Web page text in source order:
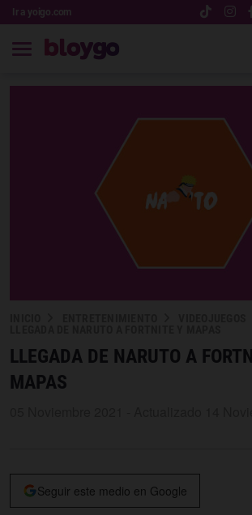
Ir a yoigo.com
LLEGADA DE NARUTO A
MAPAS
Seguir este medio en Google